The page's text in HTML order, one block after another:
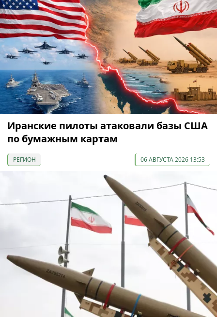
Иранские пилоты атаковали базы США
по бумажным картам
РЕГИОН 06 АВГУСТА 2026 13:53